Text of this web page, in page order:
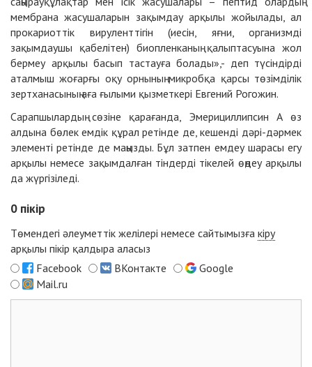
мембрана жасушаларын зақымдау арқылы жойылады, ал
прокариоттік вируленттігін (иесін, яғни, организмді
зақымдаушы қабелітен) биопленканың қалыптасуына жол
бермеу арқылы басып тастауға болады»,- деп түсіндірді
аталмыш жоғарғы оқу орнының микробқа қарсы төзімділік
зертханасының аға ғылыми қызметкері Евгений Рогожин.
Сарапшылардың сөзіне қарағанда, Эмерициллипсин А өз
алдына бөлек емдік құрал ретінде де, кешенді дәрі-дәрмек
элементі ретінде де маңызды. Бұл затпен емдеу шарасы егу
арқылы немесе зақымдалған тіндерді тікелей өңдеу арқылы
да жүргізіледі.
0 пікір
Төмендегі әлеуметтік желілері немесе сайтымызға кіру
арқылы пікір қалдыра аласыз
Facebook
ВКонтакте
Google
Mail.ru